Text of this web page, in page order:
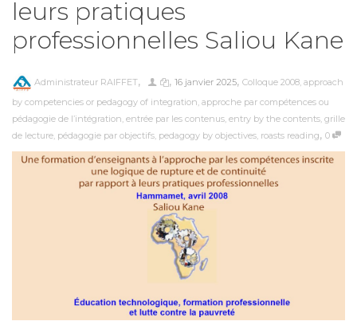
leurs pratiques
professionnelles Saliou Kane
Administrateur RAIFFET, , 16 janvier 2025, Colloque 2008, approach
by competencies or pedagogy of integration, approche par compétences ou
pédagogie de l’intégration, entrée par les contenus, entry by the contents, grille
de lecture, pédagogie par objectifs, pedagogy by objectives, roasts reading, 0